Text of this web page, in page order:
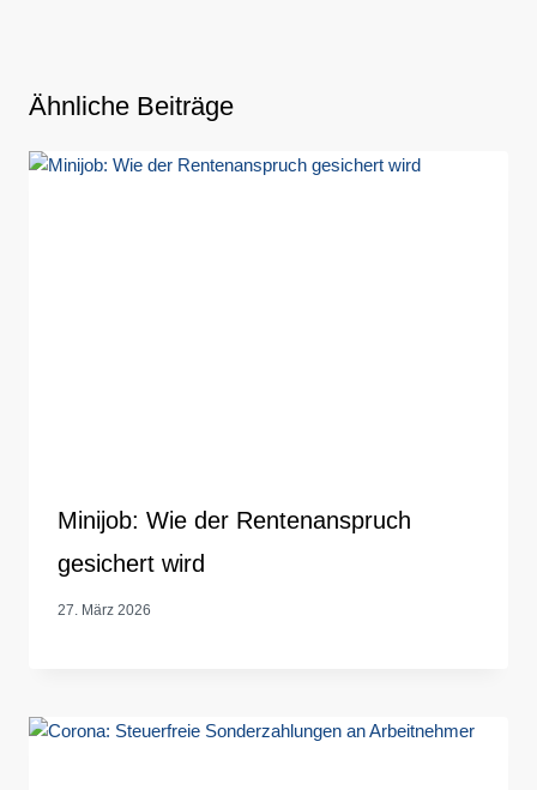
Ähnliche Beiträge
Minijob: Wie der Rentenanspruch
gesichert wird
27. März 2026